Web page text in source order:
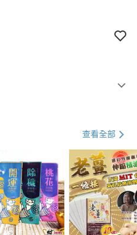
21家銀行
第一商業銀行
彰化商業銀行
台北富邦商業銀行
兆豐國際商業銀行
21家銀行
第一商業銀行
彰化商業銀行
21家銀行
第一商業銀行
查看全部